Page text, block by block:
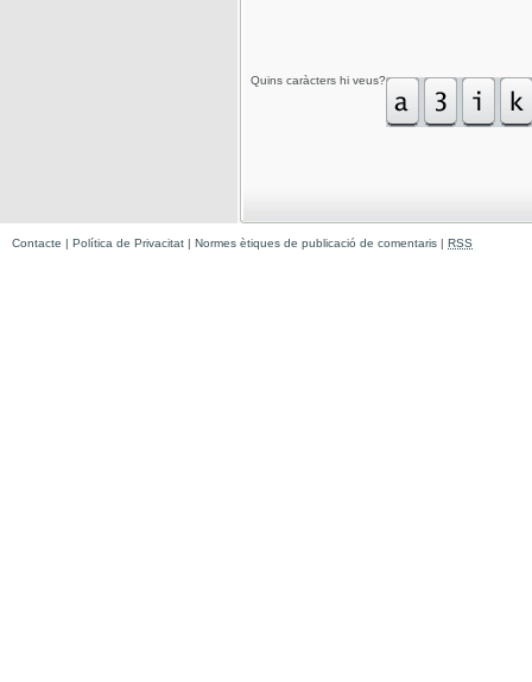
Quins caràcters hi veus?
Contacte | Política de Privacitat | Normes ètiques de publicació de comentaris | RSS